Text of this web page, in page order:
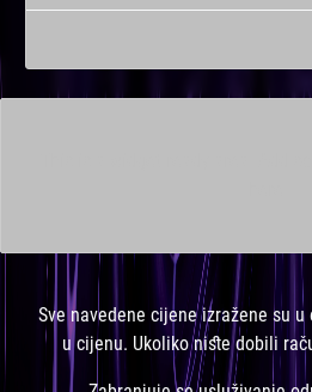
Sve navedene cijene izražene su
u cijenu. Ukoliko niste dobili